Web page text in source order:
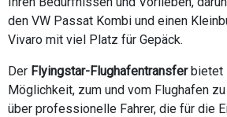
den VW Passat Kombi und einen
Vivaro mit viel Platz für Gepäck.
Der Flyingstar-Flughafentransferbietet
Möglichkeit, zum und vom Flughafen
über professionelle Fahrer, die für die